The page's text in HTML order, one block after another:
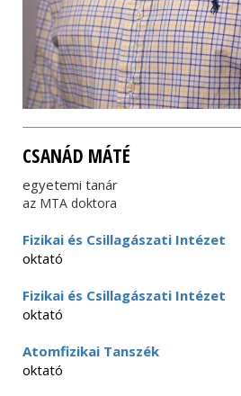
CSANÁD MÁTÉ
egyetemi tanár
az MTA doktora
Fizikai és Csillagászati Intézet
oktató
Fizikai és Csillagászati Intézet
oktató
Atomfizikai Tanszék
oktató